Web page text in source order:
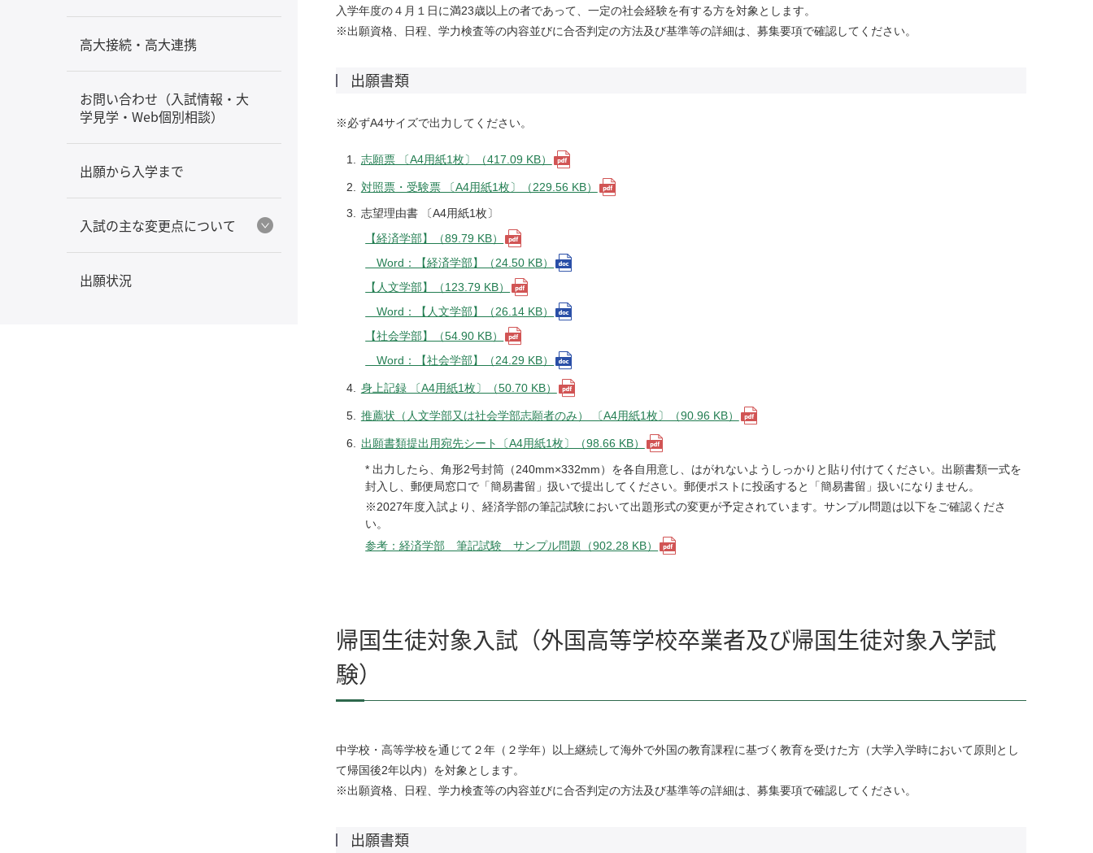
入学年度の４月１日に満23歳以上の者であって、一定の社会経験を有する方を対象とします。
※出願資格、日程、学力検査等の内容並びに合否判定の方法及び基準等の詳細は、募集要項で確認してください。
出願書類
※必ずA4サイズで出力してください。
志願票 〔A4用紙1枚〕（417.09 KB）
対照票・受験票 〔A4用紙1枚〕（229.56 KB）
志望理由書 〔A4用紙1枚〕
【経済学部】（89.79 KB）
Word：【経済学部】（24.50 KB）
【人文学部】（123.79 KB）
Word：【人文学部】（26.14 KB）
【社会学部】（54.90 KB）
Word：【社会学部】（24.29 KB）
身上記録 〔A4用紙1枚〕（50.70 KB）
推薦状（人文学部又は社会学部志願者のみ） 〔A4用紙1枚〕（90.96 KB）
出願書類提出用宛先シート〔A4用紙1枚〕（98.66 KB）
* 出力したら、角形2号封筒（240mm×332mm）を各自用意し、はがれないようしっかりと貼り付けてください。出願書類一式を
封入し、郵便局窓口で「簡易書留」扱いで提出してください。郵便ポストに投函すると「簡易書留」扱いになりません。
※2027年度入試より、経済学部の筆記試験において出題形式の変更が予定されています。サンプル問題は以下をご確認くださ
い。
参考：経済学部 筆記試験 サンプル問題（902.28 KB）
帰国生徒対象入試（外国高等学校卒業者及び帰国生徒対象入学試
験）
中学校・高等学校を通じて２年（２学年）以上継続して海外で外国の教育課程に基づく教育を受けた方（大学入学時において原則とし
て帰国後2年以内）を対象とします。
※出願資格、日程、学力検査等の内容並びに合否判定の方法及び基準等の詳細は、募集要項で確認してください。
出願書類
高大接続・高大連携
お問い合わせ（入試情報・大
学見学・Web個別相談）
出願から入学まで
入試の主な変更点について
出願状況